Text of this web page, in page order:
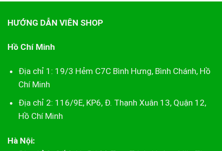
HƯỚNG DẪN VIÊN SHOP
Hồ Chí Minh
Địa chỉ 1: 19/3 Hẻm C7C Bình Hưng, Bình Chánh, Hồ
Chí Minh
Địa chỉ 2: 116/9E, KP6, Đ. Thạnh Xuân 13, Quận 12,
Hồ Chí Minh
Hà Nội: